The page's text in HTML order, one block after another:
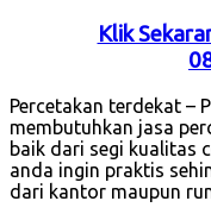
Klik
Percetakan terdekat –
membutuhkan jasa
baik dari segi kualitas
anda ingin praktis
dari kantor maupun